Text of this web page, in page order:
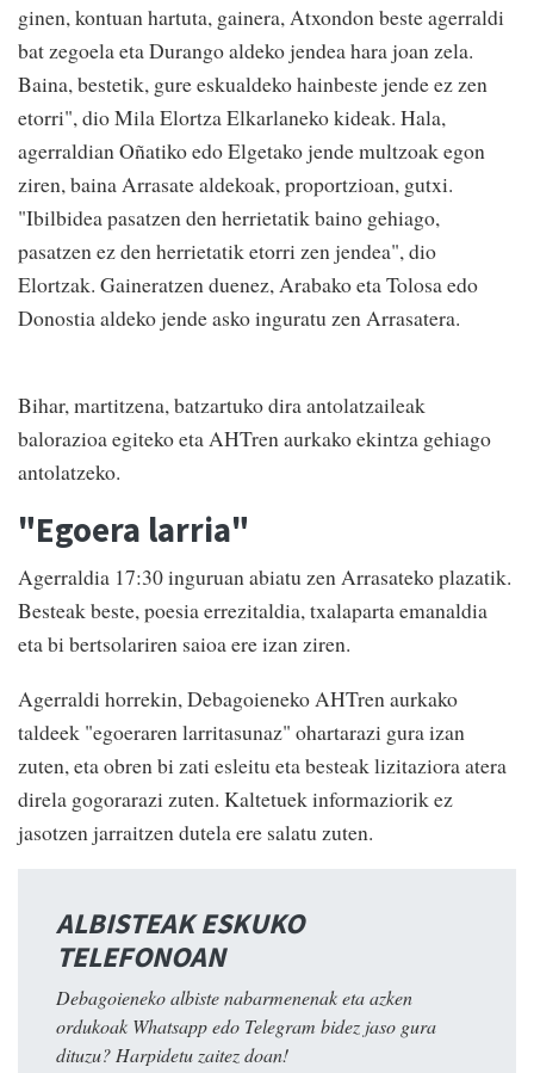
ginen, kontuan hartuta, gainera, Atxondon beste agerraldi
bat zegoela eta Durango aldeko jendea hara joan zela.
Baina, bestetik, gure eskualdeko hainbeste jende ez zen
etorri", dio Mila Elortza Elkarlaneko kideak. Hala,
agerraldian Oñatiko edo Elgetako jende multzoak egon
ziren, baina Arrasate aldekoak, proportzioan, gutxi.
"Ibilbidea pasatzen den herrietatik baino gehiago,
pasatzen ez den herrietatik etorri zen jendea", dio
Elortzak. Gaineratzen duenez, Arabako eta Tolosa edo
Donostia aldeko jende asko inguratu zen Arrasatera.
Bihar, martitzena, batzartuko dira antolatzaileak
balorazioa egiteko eta AHTren aurkako ekintza gehiago
antolatzeko.
"Egoera larria"
Agerraldia 17:30 inguruan abiatu zen Arrasateko plazatik.
Besteak beste, poesia errezitaldia, txalaparta emanaldia
eta bi bertsolariren saioa ere izan ziren.
Agerraldi horrekin, Debagoieneko AHTren aurkako
taldeek "egoeraren larritasunaz" ohartarazi gura izan
zuten, eta obren bi zati esleitu eta besteak lizitaziora atera
direla gogorarazi zuten. Kaltetuek informaziorik ez
jasotzen jarraitzen dutela ere salatu zuten.
ALBISTEAK ESKUKO
TELEFONOAN
Debagoieneko albiste nabarmenenak eta azken
ordukoak Whatsapp edo Telegram bidez jaso gura
dituzu? Harpidetu zaitez doan!